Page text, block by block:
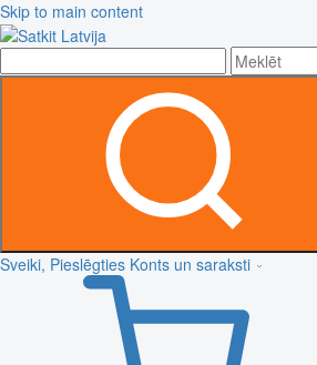
Skip to main content
Sveiki, Pieslēgties Konts un saraksti